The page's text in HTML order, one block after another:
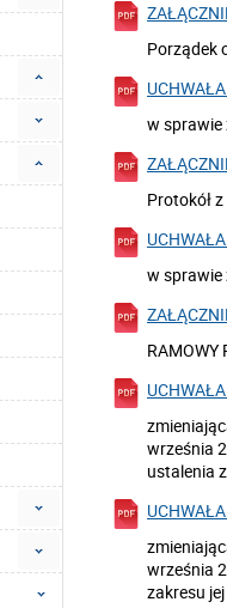
Porządek
w sprawie
Protokół
w sprawie
RAMOWY
września
ustalenia
września
zakresu